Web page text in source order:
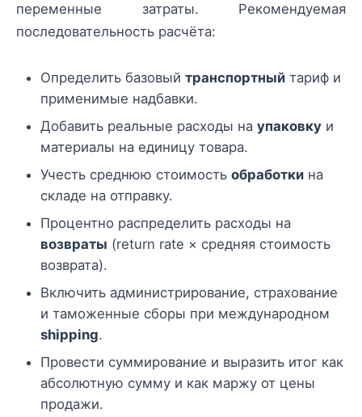
переменные затраты. Рекомендуемая
последовательность расчёта:
Определить базовый транспортный тариф и
применимые надбавки.
Добавить реальные расходы на упаковку и
материалы на единицу товара.
Учесть среднюю стоимость обработки на
складе на отправку.
Процентно распределить расходы на
возвраты (return rate × средняя стоимость
возврата).
Включить администрирование, страхование
и таможенные сборы при международном
shipping.
Провести суммирование и выразить итог как
абсолютную сумму и как маржу от цены
продажи.